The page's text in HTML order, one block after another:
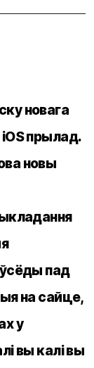
новага
прылад.
новы
пад
на сайце,
у
вы калі вы